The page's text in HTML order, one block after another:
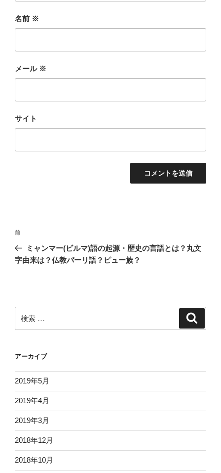
名前 ※
メール ※
サイト
投
ナ
シ
ョ
過
去
の
前
ミャンマー(ビルマ)語の起源・歴史の言語とは？丸文
字由来は？仏教パーリ語？ピュー族？
索:
アーカイブ
2019年5月
2019年4月
2019年3月
2018年12月
2018年10月